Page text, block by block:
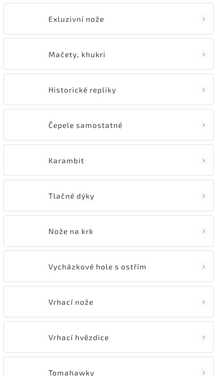
Exluzivní nože
Mačety, khukri
Historické repliky
Čepele samostatné
Karambit
Tlačné dýky
Nože na krk
Vycházkové hole s ostřím
Vrhací nože
Vrhací hvězdice
Tomahawky